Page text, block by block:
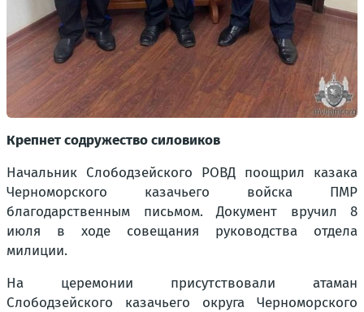
Крепнет содружество силовиков
Начальник Слободзейского РОВД поощрил казака
Черноморского казачьего войска ПМР
благодарственным письмом. Документ вручил 8
июля в ходе совещания руководства отдела
милиции.
На церемонии присутствовали атаман
Слободзейского казачьего округа Черноморского